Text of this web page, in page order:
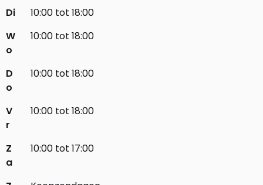
Di
10:00 tot 18:00
W
o
10:00 tot 18:00
D
o
10:00 tot 18:00
V
r
10:00 tot 18:00
Z
a
10:00 tot 17:00